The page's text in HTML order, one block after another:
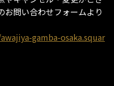
お問い合わせフォームより
gamba-osaka.squar